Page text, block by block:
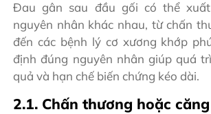
Đau gân sau đầu gối có thể
nguyên nhân khác nhau, từ chấn
đến các bệnh lý cơ xương khớp
định đúng nguyên nhân giúp quá
quả và hạn chế biến chứng kéo dài.
2.1. Chấn thương hoặc